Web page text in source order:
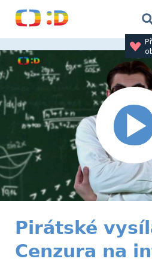
Pirátské
Cenzura na